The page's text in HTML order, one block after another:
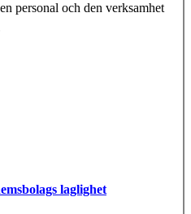
personal och den verksamhet
laglighet